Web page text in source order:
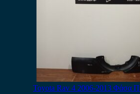
Toyota Rav 4 2006-2013 Φάσα